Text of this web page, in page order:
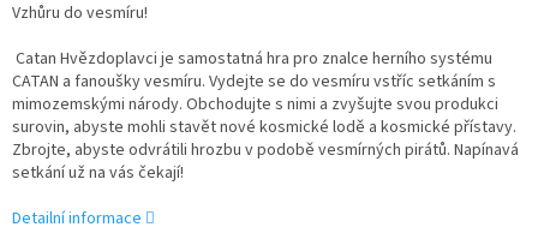
Vzhůru do vesmíru!
Catan Hvězdoplavci je samostatná hra pro znalce herního systému
CATAN a fanoušky vesmíru. Vydejte se do vesmíru vstříc setkáním s
mimozemskými národy. Obchodujte s nimi a zvyšujte svou produkci
surovin, abyste mohli stavět nové kosmické lodě a kosmické přístavy.
Zbrojte, abyste odvrátili hrozbu v podobě vesmírných pirátů. Napínavá
setkání už na vás čekají!
Detailní informace